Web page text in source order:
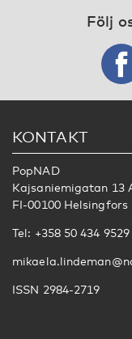
Följ
KONTAKT
PopNAD
Kajsaniemigatan 13
FI-00100 Helsingfors
Tel: +358 50 434 9529
ISSN 2984-2719